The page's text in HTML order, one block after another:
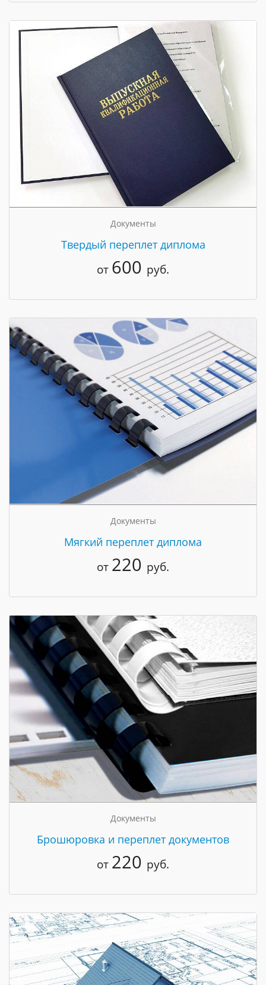
Документы
Твердый переплет диплома
от 600 руб.
Документы
Мягкий переплет диплома
от 220 руб.
Документы
Брошюровка и переплет документов
от 220 руб.